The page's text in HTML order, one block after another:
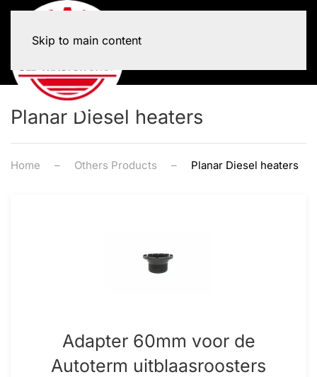
Skip to main content
Planar Diesel heaters
Home Others Products Planar Diesel heaters
Adapter 60mm voor de
Autoterm uitblaasroosters